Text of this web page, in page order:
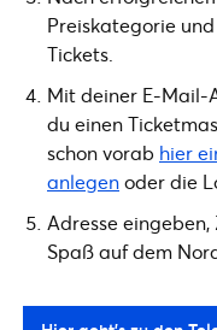
Preiskategorie
Tickets.
Mit deiner E-Mail-
du einen
schon vorab hier
anlegenoder die
Adresse
Spaß auf dem